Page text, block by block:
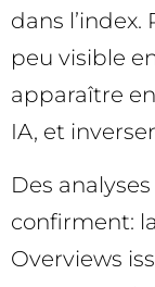
dans
peu visible
apparaître
IA, et
Des
confirment:
Overviews